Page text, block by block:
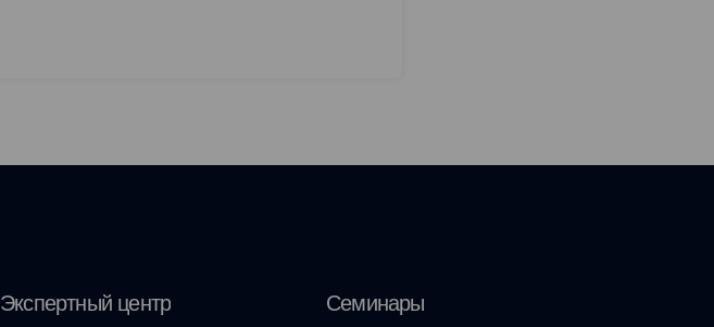
Экспертный центр Семинары